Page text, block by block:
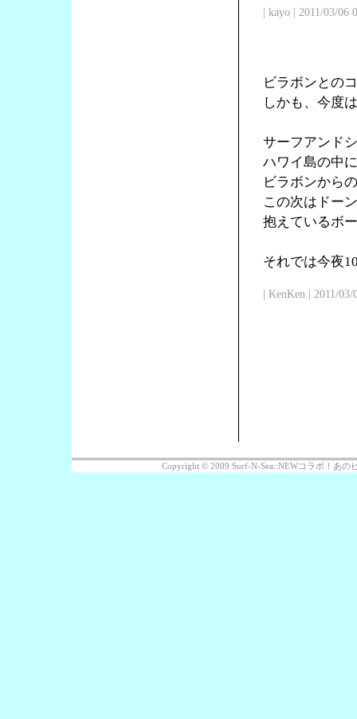
| kayo | 2011/03/06
ビラボンとの
しかも、今度
サーフアンド
ハワイ島の中
ビラボンから
この次はドー
抱えているボ
それでは今夜
| KenKen | 2011/
Copyright © 2009 Surf-N-Sea::NEWコラボ！あの